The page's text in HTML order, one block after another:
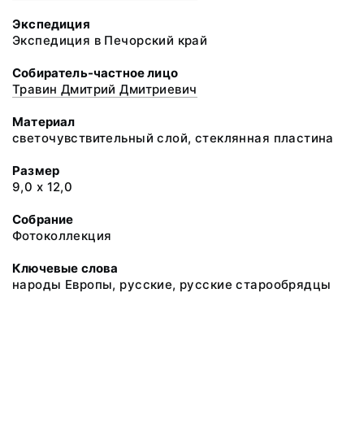
Экспедиция
Экспедиция в Печорский край
Собиратель-частное лицо
Травин Дмитрий Дмитриевич
Материал
светочувствительный слой, стеклянная пластина
Размер
9,0 х 12,0
Собрание
Фотоколлекция
Ключевые слова
народы Европы, русские, русские старообрядцы